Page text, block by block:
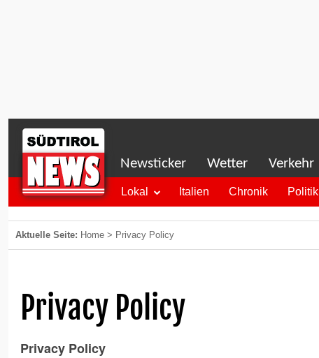
Newsticker Wetter Verkehr
Lokal Italien Chronik Politik
Aktuelle Seite: Home > Privacy Policy
Privacy Policy
Privacy Policy